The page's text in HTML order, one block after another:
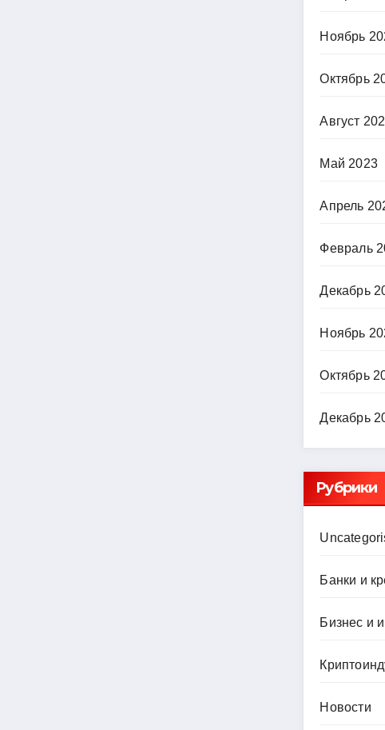
Ноябрь
Октябрь
Август
Май 2023
Апрель
Февраль
Декабрь
Ноябрь
Октябрь
Декабрь
Рубрики
Банки и
Бизнес и
Новости